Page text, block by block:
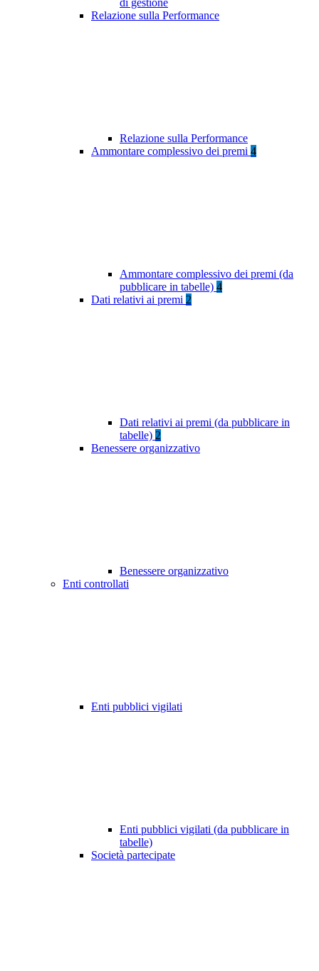
di gestione
Relazione sulla Performance
Relazione sulla Performance
Ammontare complessivo dei premi 4
Ammontare complessivo dei premi (da
pubblicare in tabelle) 4
Dati relativi ai premi 2
Dati relativi ai premi (da pubblicare in
tabelle) 2
Benessere organizzativo
Benessere organizzativo
Enti controllati
Enti pubblici vigilati
Enti pubblici vigilati (da pubblicare in
tabelle)
Società partecipate